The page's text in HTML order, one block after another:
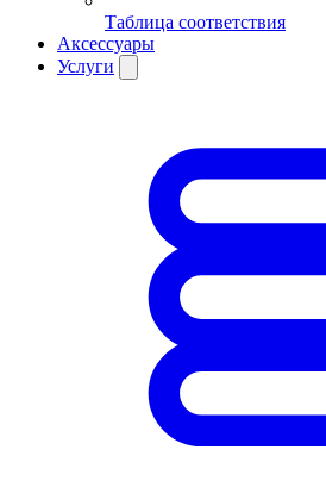
Таблица соответствия
Аксессуары
Услуги